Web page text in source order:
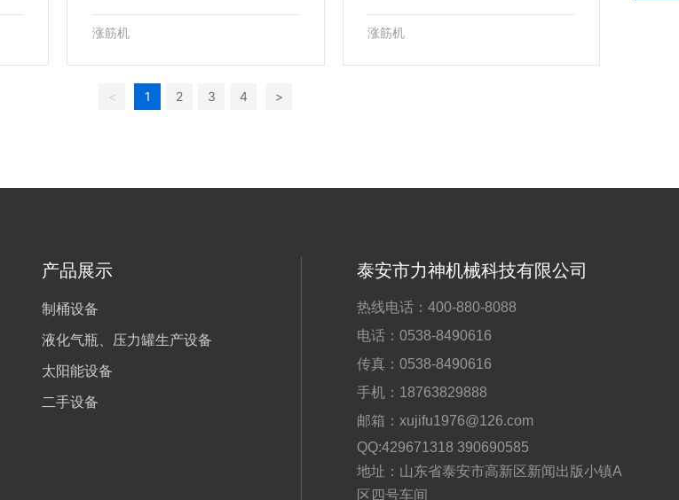
涨筋机 涨筋机
< 1 2 3 4 >
产品展示
制桶设备
液化气瓶、压力罐生产设备
太阳能设备
二手设备
泰安市力神机械科技有限公司
热线电话：400-880-8088
电话：0538-8490616
传真：0538-8490616
手机： 18763829888
邮箱：xujifu1976@126.com
QQ:429671318 390690585
地址：山东省泰安市高新区新闻出版小镇A
区四号车间